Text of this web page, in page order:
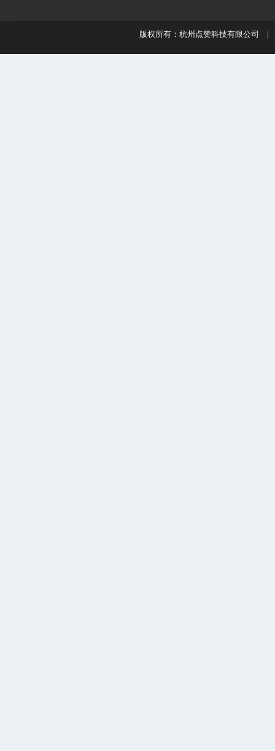
版权所有：杭州点赞科技有限公司